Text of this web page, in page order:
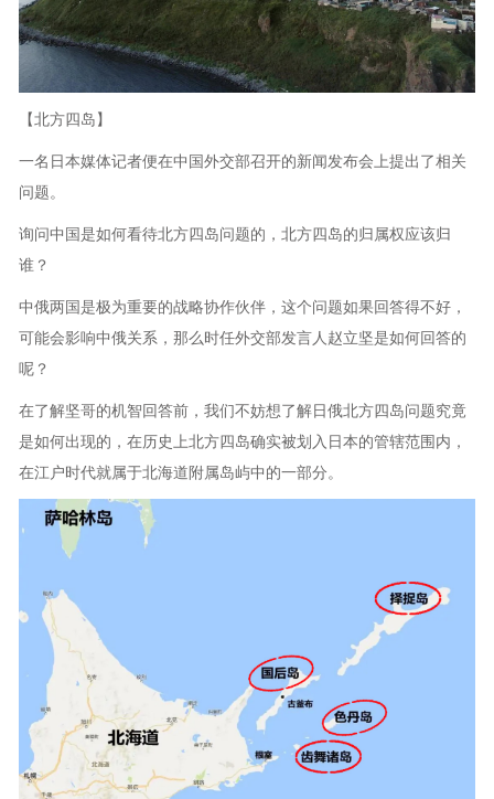
【北方四岛】
一名日本媒体记者便在中国外交部召开的新闻发布会上提出了相关
问题。
询问中国是如何看待北方四岛问题的，北方四岛的归属权应该归
谁？
中俄两国是极为重要的战略协作伙伴，这个问题如果回答得不好，
可能会影响中俄关系，那么时任外交部发言人赵立坚是如何回答的
呢？
在了解坚哥的机智回答前，我们不妨想了解日俄北方四岛问题究竟
是如何出现的，在历史上北方四岛确实被划入日本的管辖范围内，
在江户时代就属于北海道附属岛屿中的一部分。